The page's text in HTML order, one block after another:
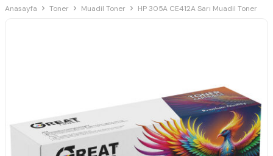
Anasayfa Toner Muadil Toner HP 305A CE412A Sarı Muadil Toner